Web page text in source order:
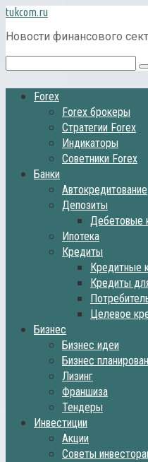
Перейти
к
контенту
tukcom.ru
Новости финансового
Поиск:
Forex
Forex брокеры
Стратегии Forex
Индикаторы
Советники Forex
Банки
Автокредитование
Депозиты
Дебетовые
Ипотека
Кредиты
Кредитные
Кредиты
Целевое
Бизнес
Бизнес идеи
Бизнес
Лизинг
Франшиза
Тендеры
Инвестиции
Акции
Советы